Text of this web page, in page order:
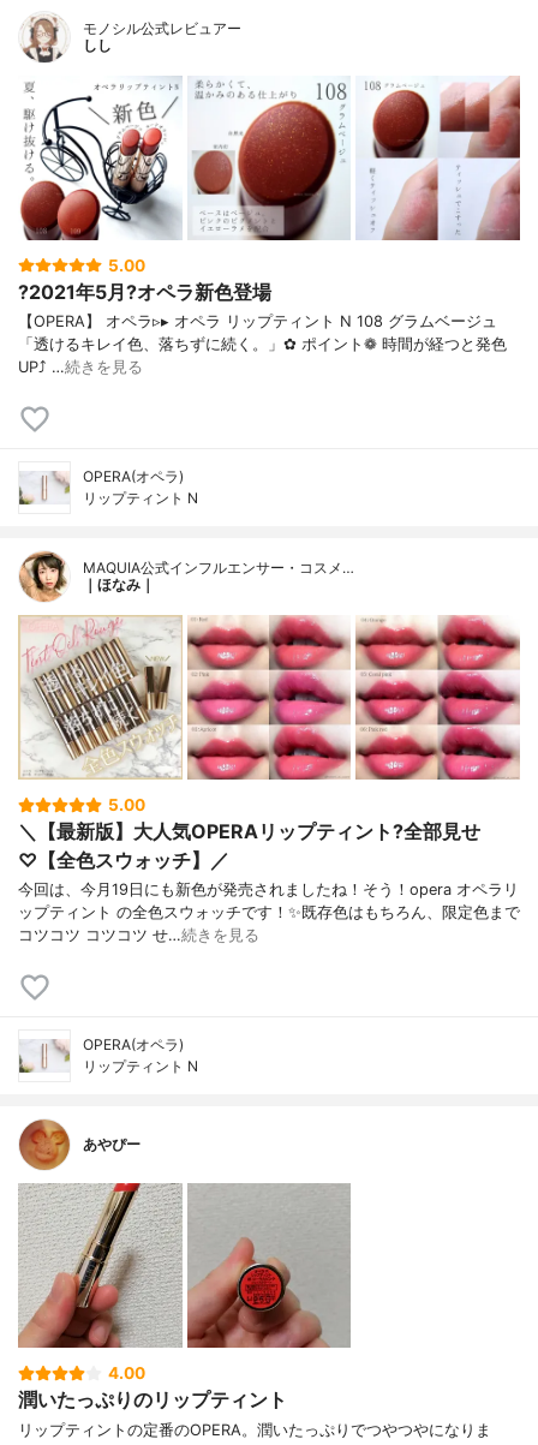
モノシル公式レビュアー
しし
5.00
?2021年5月?オペラ新色登場
【OPERA】 オペラ▹▸ オペラ リップティント N 108 グラムベージュ
「透けるキレイ色、落ちずに続く。」✿ ポイント❁︎ 時間が経つと発色
UP⤴ …続きを見る
OPERA(オペラ)
リップティント N
MAQUIA公式インフルエンサー・コスメ…
｜ほなみ｜
5.00
＼【最新版】大人気OPERAリップティント?全部見せ
♡【全色スウォッチ】／
今回は、今月19日にも新色が発売されましたね！そう！opera オペラリ
ップティント の全色スウォッチです！✨既存色はもちろん、限定色まで
コツコツ コツコツ せ…続きを見る
OPERA(オペラ)
リップティント N
あやぴー
4.00
潤いたっぷりのリップティント
リップティントの定番のOPERA。潤いたっぷりでつやつやになりま